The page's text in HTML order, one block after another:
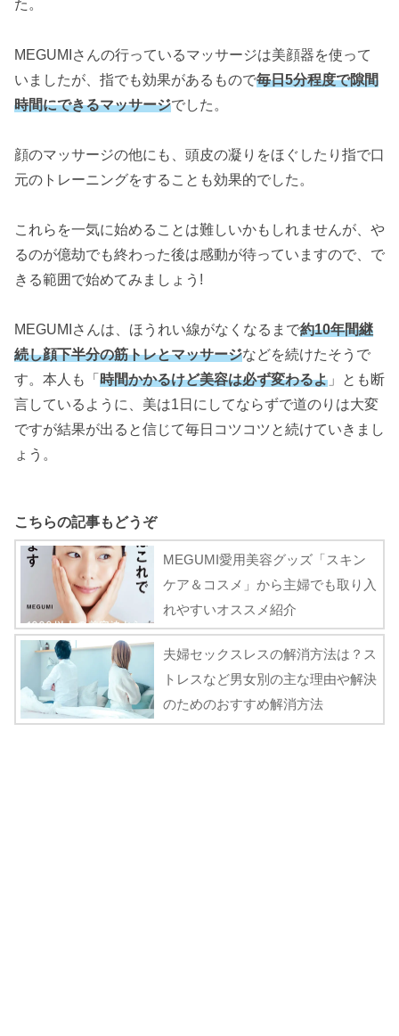
た。
MEGUMIさんの行っているマッサージは美顔器を使って
いましたが、指でも効果があるもので毎日5分程度で隙間
時間にできるマッサージでした。
顔のマッサージの他にも、頭皮の凝りをほぐしたり指で口
元のトレーニングをすることも効果的でした。
これらを一気に始めることは難しいかもしれませんが、や
るのが億劫でも終わった後は感動が待っていますので、で
きる範囲で始めてみましょう!
MEGUMIさんは、ほうれい線がなくなるまで約10年間継
続し顔下半分の筋トレとマッサージなどを続けたそうで
す。本人も「 時間かかるけど美容は必ず変わるよ 」とも断
言しているように、美は1日にしてならずで道のりは大変
ですが結果が出ると信じて毎日コツコツと続けていきまし
ょう。
こちらの記事もどうぞ
MEGUMI愛用美容グッズ「スキン
ケア＆コスメ」から主婦でも取り入
れやすいオススメ紹介
夫婦セックスレスの解消方法は？ス
トレスなど男女別の主な理由や解決
のためのおすすめ解消方法